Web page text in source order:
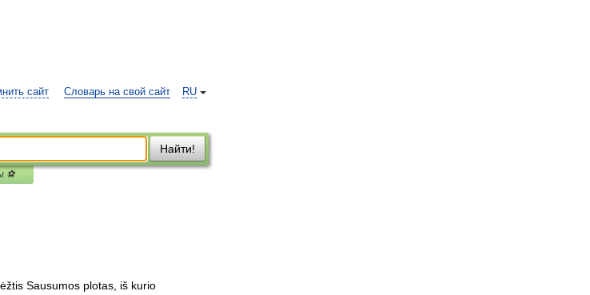
RU
сайт Словарь на свой сайт
Найти!
⚽
Sausumos plotas, iš kurio